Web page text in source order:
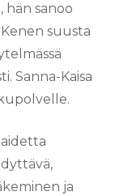
sanoo
suusta
Sanna-Kaisa
ja